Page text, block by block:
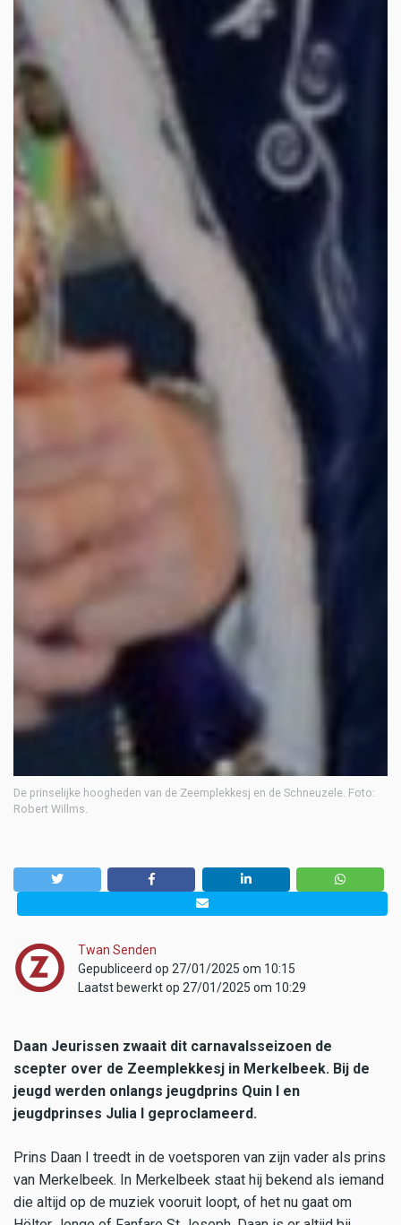
De prinselijke hoogheden van de Zeemplekkesj en de Schneuzele. Foto:
Robert Willms.
Twan Senden
Gepubliceerd op 27/01/2025 om 10:15
Laatst bewerkt op 27/01/2025 om 10:29
Daan Jeurissen zwaait dit carnavalsseizoen de
scepter over de Zeemplekkesj in Merkelbeek. Bij de
jeugd werden onlangs jeugdprins Quin I en
jeugdprinses Julia I geproclameerd.
Prins Daan I treedt in de voetsporen van zijn vader als prins
van Merkelbeek. In Merkelbeek staat hij bekend als iemand
die altijd op de muziek vooruit loopt, of het nu gaat om